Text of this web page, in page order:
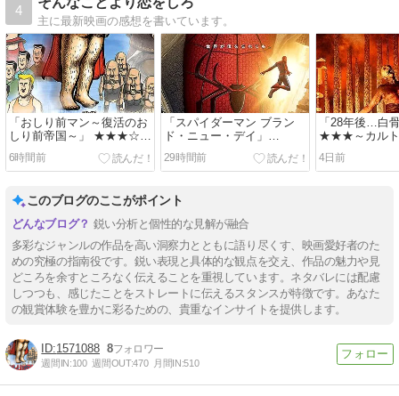
4
主に最新映画の感想を書いています。
「おしり前マン～復活のお
しり前帝国～」 ★★★☆～
シュールでバカバカしさ満
点！
6時間前
「スパイダーマン ブラン
ド・ニュー・デイ」
★★★☆～前作が最高過ぎ
た
29時間前
「28年後…白
★★★～カルト
が怖い
4日前
このブログのここがポイント
鋭い分析と個性的な見解が融合
多彩なジャンルの作品を高い洞察力とともに語り尽くす、映画愛好者のた
めの究極の指南役です。鋭い表現と具体的な観点を交え、作品の魅力や見
どころを余すところなく伝えることを重視しています。ネタバレには配慮
しつつも、感じたことをストレートに伝えるスタンスが特徴です。あなた
の観賞体験を豊かに彩るための、貴重なインサイトを提供します。
1571088 8
週間IN:100 週間OUT:470 月間IN:510